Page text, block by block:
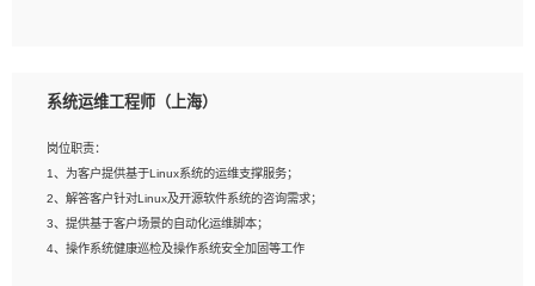
2、熟练使用After Effect、Photo Shop、熟练掌握视频剪辑和特效包装软件；
4、在剪辑上会思考，有一定编导思维；
5、踏实， 勤奋，愿意在工作中不断学习，提高自我；
6、能与同事友好相处。
系统运维工程师（上海）
岗位职责：
1、为客户提供基于Linux系统的运维支撑服务；
2、解答客户针对Linux及开源软件系统的咨询需求；
3、提供基于客户场景的自动化运维脚本；
4、操作系统健康巡检及操作系统安全加固等工作